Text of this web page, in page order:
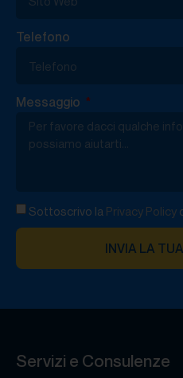
Telefono
Messaggio
Sottoscrivo la Privacy Policy
INVIA LA
Servizi e Consulenze